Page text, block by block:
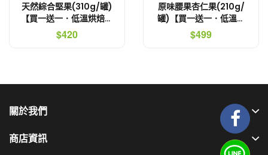
天然綜合堅果(310g/罐)
【買一送一．低溫烘焙非
油炸．不會口乾舌燥】
$420
原味腰果杏仁果(210g/
罐)【買一送一．低溫烘
焙非油炸．不會口乾舌
燥】
$499
關於我們
商店資訊